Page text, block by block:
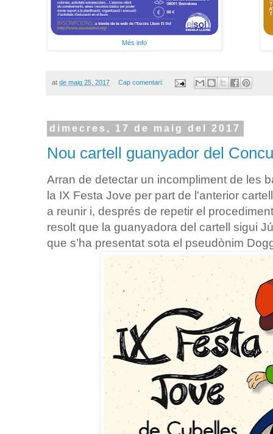
Més info
at de maig 25, 2017 Cap comentari:
dimecres, 17 de maig del 2017
Nou cartell guanyador del
Arran de detectar un incompliment de les
la IX Festa Jove per part de l'anterior
a reunir i, després de repetir el
resolt que la guanyadora del cartell sigui
que s’ha presentat sota el pseudònim